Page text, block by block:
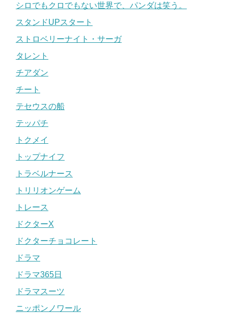
シロでもクロでもない世界で、パンダは笑う。
スタンドUPスタート
ストロベリーナイト・サーガ
タレント
チアダン
チート
テセウスの船
テッパチ
トクメイ
トップナイフ
トラベルナース
トリリオンゲーム
トレース
ドクターX
ドクターチョコレート
ドラマ
ドラマ365日
ドラマスーツ
ニッポンノワール